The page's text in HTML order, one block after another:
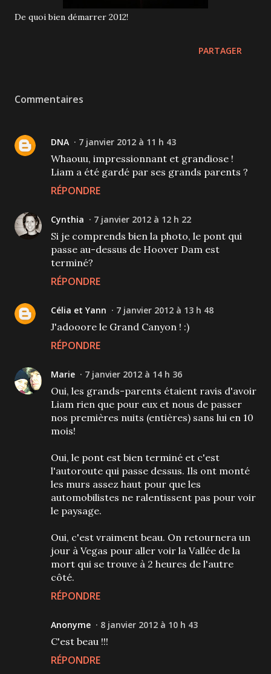
De quoi bien démarrer 2012!
PARTAGER
Commentaires
DNA 7 janvier 2012 à 11 h 43
Whaouu, impressionnant et grandiose !
Liam a été gardé par ses grands parents ?
RÉPONDRE
Cynthia 7 janvier 2012 à 12 h 22
Si je comprends bien la photo, le pont qui
passe au-dessus de Hoover Dam est
terminé?
RÉPONDRE
Célia et Yann 7 janvier 2012 à 13 h 48
J'adooore le Grand Canyon ! :)
RÉPONDRE
Marie 7 janvier 2012 à 14 h 36
Oui, les grands-parents étaient ravis d'avoir
Liam rien que pour eux et nous de passer
nos premières nuits (entières) sans lui en 10
mois!
Oui, le pont est bien terminé et c'est
l'autoroute qui passe dessus. Ils ont monté
les murs assez haut pour que les
automobilistes ne ralentissent pas pour voir
le paysage.
Oui, c'est vraiment beau. On retournera un
jour à Vegas pour aller voir la Vallée de la
mort qui se trouve à 2 heures de l'autre
côté.
RÉPONDRE
Anonyme 8 janvier 2012 à 10 h 43
C'est beau !!!
RÉPONDRE